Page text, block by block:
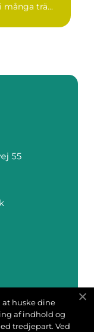
många trä...
at huske dine
af indhold og
tredjepart. Ved